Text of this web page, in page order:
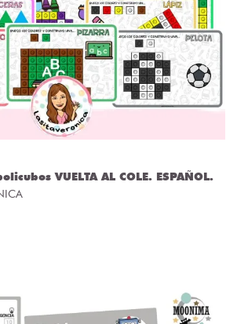
VUELTA AL COLE. ESPAÑOL.